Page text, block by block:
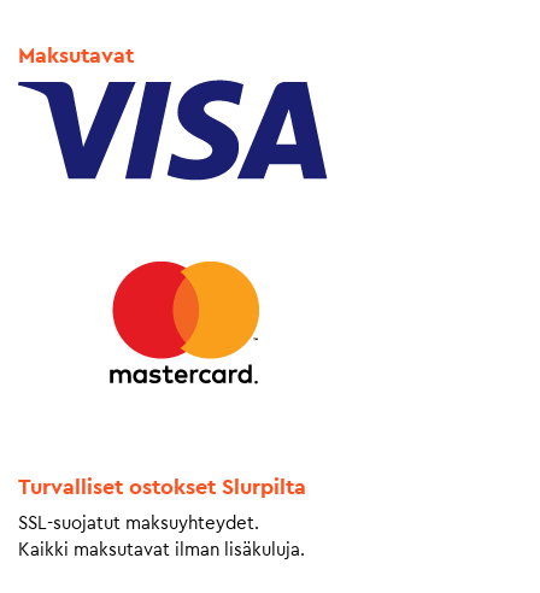
Maksutavat
Turvalliset ostokset Slurpilta
SSL-suojatut maksuyhteydet.
Kaikki maksutavat ilman lisäkuluja.